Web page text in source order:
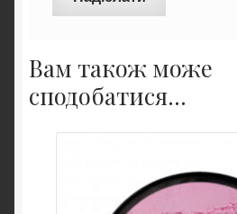
Вам також може
сподобатися…